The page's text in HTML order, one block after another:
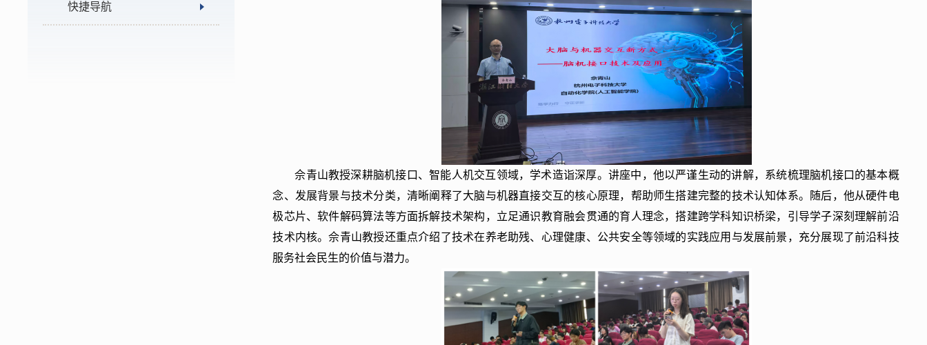
快捷导航
佘青山教授深耕脑机接口、智能人机交互领域，学术造诣深厚。讲座中，他以严谨生动的讲解，系统梳理脑机接口的基本概
念、发展背景与技术分类，清晰阐释了大脑与机器直接交互的核心原理，帮助师生搭建完整的技术认知体系。随后，他从硬件电
极芯片、软件解码算法等方面拆解技术架构，立足通识教育融会贯通的育人理念，搭建跨学科知识桥梁，引导学子深刻理解前沿
技术内核。佘青山教授还重点介绍了技术在养老助残、心理健康、公共安全等领域的实践应用与发展前景，充分展现了前沿科技
服务社会民生的价值与潜力。